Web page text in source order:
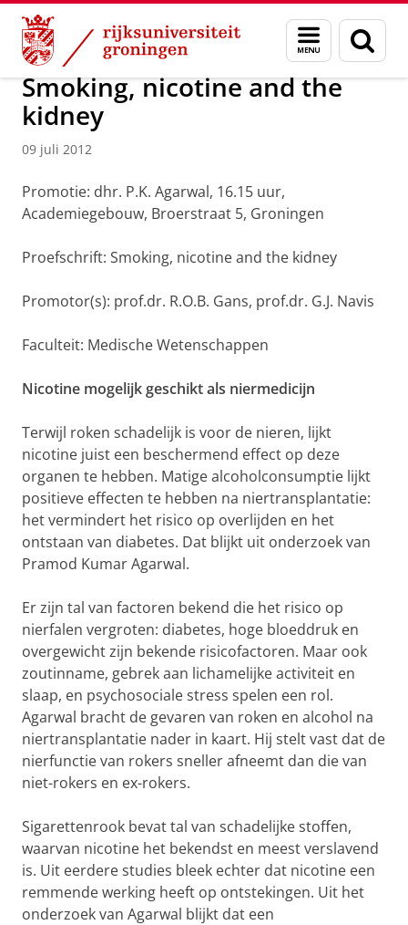
Skip
Content
Skip
Navigation
Menu
en
zoeken
Over ons Actueel Nieuws Nieuwsberichten
Smoking, nicotine and the
kidney
09 juli 2012
Promotie: dhr. P.K. Agarwal, 16.15 uur,
Academiegebouw, Broerstraat 5, Groningen
Proefschrift: Smoking, nicotine and the kidney
Promotor(s): prof.dr. R.O.B. Gans, prof.dr. G.J. Navis
Faculteit: Medische Wetenschappen
Nicotine mogelijk geschikt als niermedicijn
Terwijl roken schadelijk is voor de nieren, lijkt
nicotine juist een beschermend effect op deze
organen te hebben. Matige alcoholconsumptie lijkt
positieve effecten te hebben na niertransplantatie:
het vermindert het risico op overlijden en het
ontstaan van diabetes. Dat blijkt uit onderzoek van
Pramod Kumar Agarwal.
Er zijn tal van factoren bekend die het risico op
nierfalen vergroten: diabetes, hoge bloeddruk en
overgewicht zijn bekende risicofactoren. Maar ook
zoutinname, gebrek aan lichamelijke activiteit en
slaap, en psychosociale stress spelen een rol.
Agarwal bracht de gevaren van roken en alcohol na
niertransplantatie nader in kaart. Hij stelt vast dat de
nierfunctie van rokers sneller afneemt dan die van
niet-rokers en ex-rokers.
Sigarettenrook bevat tal van schadelijke stoffen,
waarvan nicotine het bekendst en meest verslavend
is. Uit eerdere studies bleek echter dat nicotine een
remmende werking heeft op ontstekingen. Uit het
onderzoek van Agarwal blijkt dat een